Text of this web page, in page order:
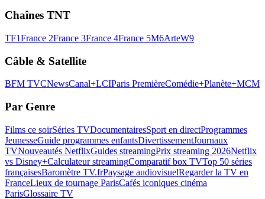
Chaînes TNT
TF1France 2France 3France 4France 5M6ArteW9
Câble & Satellite
BFM TVCNewsCanal+LCIParis PremièreComédie+Planète+MCM
Par Genre
Films ce soirSéries TVDocumentairesSport en directProgrammes
JeunesseGuide programmes enfantsDivertissementJournaux
TVNouveautés NetflixGuides streamingPrix streaming 2026Netflix
vs Disney+Calculateur streamingComparatif box TVTop 50 séries
françaisesBaromètre TV.frPaysage audiovisuelRegarder la TV en
FranceLieux de tournage ParisCafés iconiques cinéma
ParisGlossaire TV